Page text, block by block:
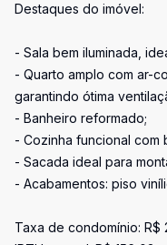
Destaques do imóvel:
- Sala bem iluminada,
- Quarto amplo com ar-
garantindo ótima
- Banheiro reformado;
- Cozinha funcional com
- Sacada ideal para
- Acabamentos: piso
Taxa de condomínio: